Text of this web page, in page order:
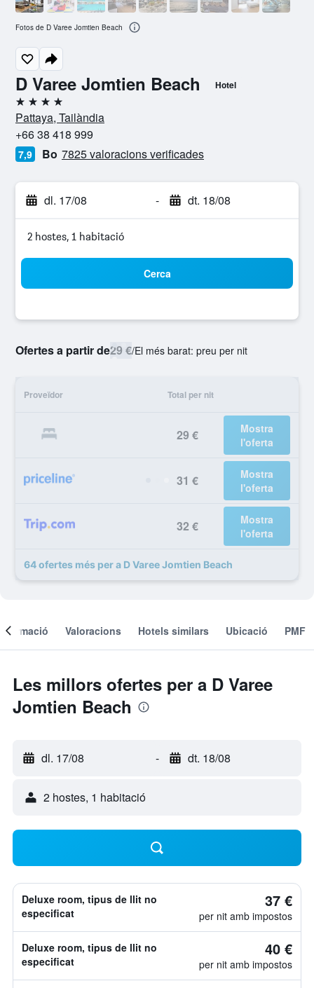
D Varee Jomtien Beach Hotel
4 estrelles
Pattaya, Tailàndia
+66 38 418 999
7,9 Bo 7825 valoracions verificades
dl. 17/08 - dt. 18/08
2 hostes, 1 habitació
Cerca
Ofertes a partir de29 €/El més barat: preu per nit
Proveïdor Total per nit
29 €
Mostra
l'oferta
31 €
Mostra
l'oferta
32 €
Mostra
l'oferta
64 ofertes més per a D Varee Jomtien Beach
Fotos de D Varee Jomtien Beach
Valoracions Hotels similars Ubicació PMF
Les millors ofertes per a D Varee
Jomtien Beach
dl. 17/08 - dt. 18/08
2 hostes, 1 habitació
Deluxe room, tipus de llit no
especificat
37 €
per nit amb impostos
Deluxe room, tipus de llit no
especificat
40 €
per nit amb impostos